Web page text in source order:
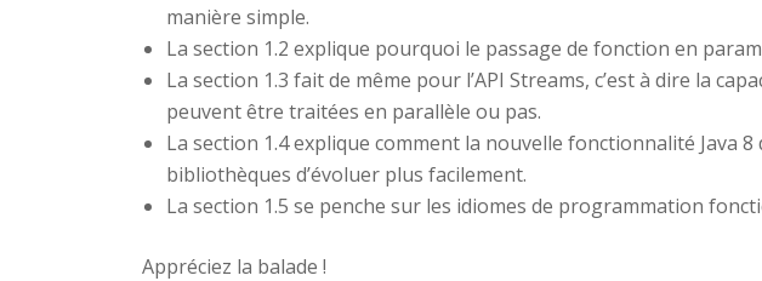
manière simple.
La section 1.2 explique pourquoi le passage de fonction en
La section 1.3 fait de même pour l’API Streams, c’est à dire la
peuvent être traitées en parallèle ou pas.
La section 1.4 explique comment la nouvelle fonctionnalité Java
bibliothèques d’évoluer plus facilement.
La section 1.5 se penche sur les idiomes de programmation
Appréciez la balade !